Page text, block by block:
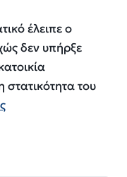
έλειπε ο
δεν υπήρξε
στατικότητα του